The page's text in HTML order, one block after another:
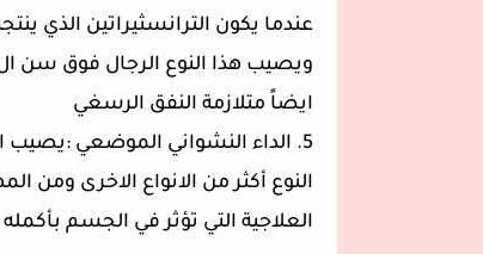
عندما يكون الترانسثيراتين الذي
ايضاً متلازمة النفق الرسغي
5. الداء النشواني الموضعي :يصيب
النوع أكثر من الانواع الاخرى
العلاجية التي تؤثر في الجسم بأكمله